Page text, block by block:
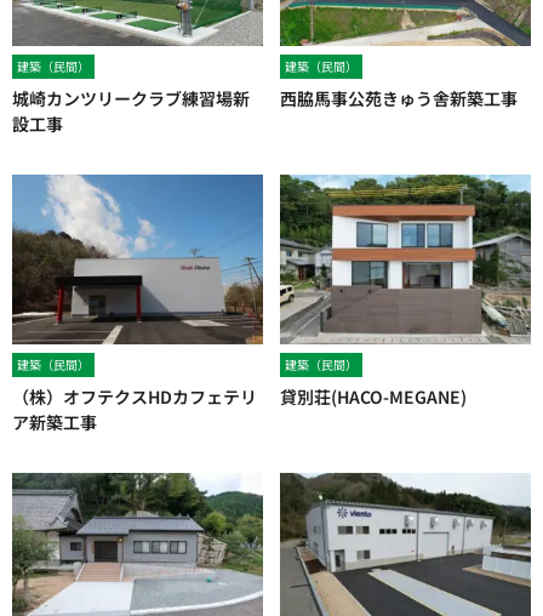
建築（民間）
城崎カンツリークラブ練習場新
設工事
建築（民間）
西脇馬事公苑きゅう舎新築工事
建築（民間）
（株）オフテクスHDカフェテリ
ア新築工事
建築（民間）
貸別荘(HACO-MEGANE)